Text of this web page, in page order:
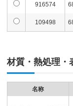
916574
109498
材質・熱処理・
名称